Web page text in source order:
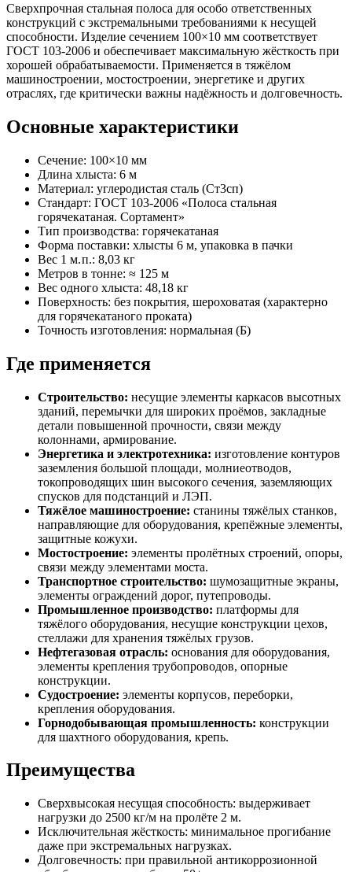
Сверхпрочная стальная полоса для особо ответственных
конструкций с экстремальными требованиями к несущей
способности. Изделие сечением 100×10 мм соответствует
ГОСТ 103‑2006 и обеспечивает максимальную жёсткость при
хорошей обрабатываемости. Применяется в тяжёлом
машиностроении, мостостроении, энергетике и других
отраслях, где критически важны надёжность и долговечность.
Основные характеристики
Сечение: 100×10 мм
Длина хлыста: 6 м
Материал: углеродистая сталь (Ст3сп)
Стандарт: ГОСТ 103‑2006 «Полоса стальная
горячекатаная. Сортамент»
Тип производства: горячекатаная
Форма поставки: хлысты 6 м, упаковка в пачки
Вес 1 м. п.: 8,03 кг
Метров в тонне: ≈ 125 м
Вес одного хлыста: 48,18 кг
Поверхность: без покрытия, шероховатая (характерно
для горячекатаного проката)
Точность изготовления: нормальная (Б)
Где применяется
Строительство: несущие элементы каркасов высотных
зданий, перемычки для широких проёмов, закладные
детали повышенной прочности, связи между
колоннами, армирование.
Энергетика и электротехника: изготовление контуров
заземления большой площади, молниеотводов,
токопроводящих шин высокого сечения, заземляющих
спусков для подстанций и ЛЭП.
Тяжёлое машиностроение: станины тяжёлых станков,
направляющие для оборудования, крепёжные элементы,
защитные кожухи.
Мостостроение: элементы пролётных строений, опоры,
связи между элементами моста.
Транспортное строительство: шумозащитные экраны,
элементы ограждений дорог, путепроводы.
Промышленное производство: платформы для
тяжёлого оборудования, несущие конструкции цехов,
стеллажи для хранения тяжёлых грузов.
Нефтегазовая отрасль: основания для оборудования,
элементы крепления трубопроводов, опорные
конструкции.
Судостроение: элементы корпусов, переборки,
крепления оборудования.
Горнодобывающая промышленность: конструкции
для шахтного оборудования, крепь.
Преимущества
Сверхвысокая несущая способность: выдерживает
нагрузки до 2500 кг/м на пролёте 2 м.
Исключительная жёсткость: минимальное прогибание
даже при экстремальных нагрузках.
Долговечность: при правильной антикоррозионной